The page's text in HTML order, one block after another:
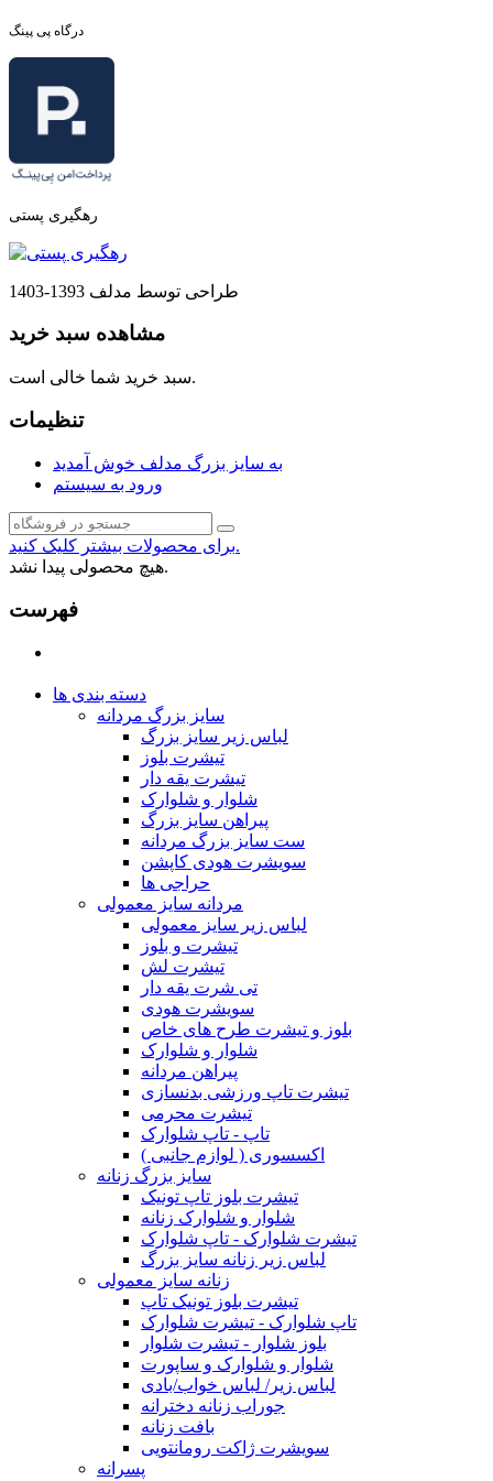
درگاه پی پینگ
رهگیری پستی
طراحی توسط مدلف 1393-1403
مشاهده سبد خرید
سبد خرید شما خالی است.
تنظیمات
به سایز بزرگ مدلف خوش آمدید
ورود به سیستم
برای محصولات بیشتر کلیک کنید.
هیچ محصولی پیدا نشد.
فهرست
دسته بندی ها
سایز بزرگ مردانه
لباس زیر سایز بزرگ
تیشرت بلوز
تیشرت یقه دار
شلوار و شلوارک
پیراهن سایز بزرگ
ست سایز بزرگ مردانه
سویشرت هودی کاپشن
حراجی ها
مردانه سایز معمولی
لباس زیر سایز معمولی
تیشرت و بلوز
تیشرت لش
تی شرت یقه دار
سویشرت هودی
بلوز و تیشرت طرح های خاص
شلوار و شلوارک
پیراهن مردانه
تیشرت تاپ ورزشی بدنسازی
تیشرت محرمی
تاپ - تاپ شلوارک
اکسسوری ( لوازم جانبی )
سایز بزرگ زنانه
تیشرت بلوز تاپ تونیک
شلوار و شلوارک زنانه
تیشرت شلوارک - تاپ شلوارک
لباس زیر زنانه سایز بزرگ
زنانه سایز معمولی
تیشرت بلوز تونیک تاپ
تاپ شلوارک - تیشرت شلوارک
بلوز شلوار - تیشرت شلوار
شلوار و شلوارک و ساپورت
لباس زیر/ لباس خواب/بادی
جوراب زنانه دخترانه
بافت زنانه
سویشرت ژاکت رومانتویی
پسرانه